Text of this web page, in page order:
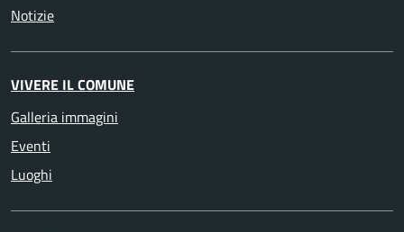
Notizie
VIVERE IL COMUNE
Galleria immagini
Eventi
Luoghi